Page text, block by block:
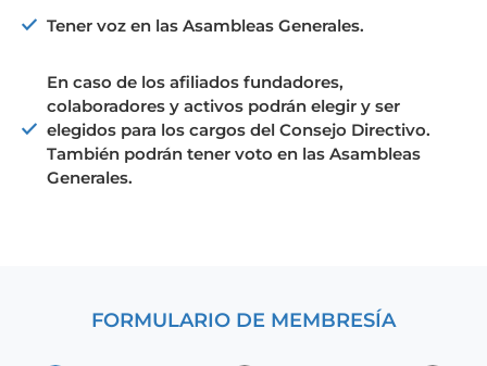
Tener voz en las Asambleas Generales.
En caso de los afiliados fundadores,
colaboradores y activos podrán elegir y ser
elegidos para los cargos del Consejo Directivo.
También podrán tener voto en las Asambleas
Generales.
FORMULARIO DE MEMBRESÍA